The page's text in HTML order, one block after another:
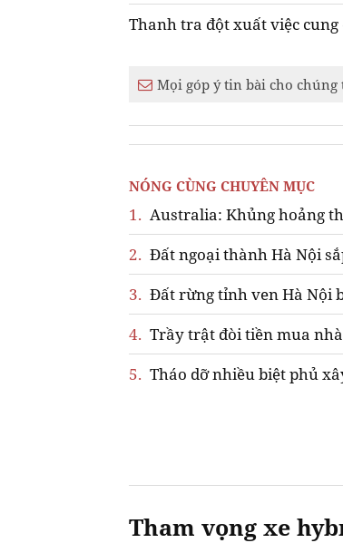
Thanh tra đột xuất việc
Mọi góp ý tin bài cho
NÓNG CÙNG CHUYÊN MỤC
1. Australia: Khủng hoảng
2. Đất ngoại thành Hà Nội
3. Đất rừng tỉnh ven Hà Nội
4. Trầy trật đòi tiền mua
5. Tháo dỡ nhiều biệt phủ
Tham vọng xe